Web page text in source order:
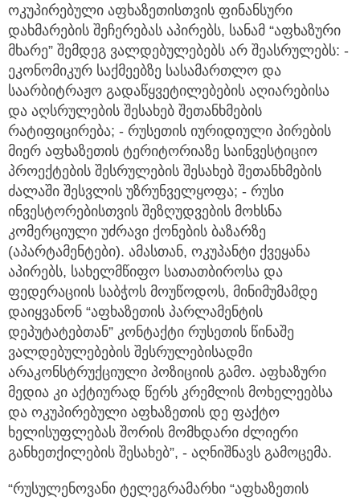
ოკუპირებული აფხაზეთისთვის ფინანსური
დახმარების შეჩერებას აპირებს, სანამ “აფხაზური
მხარე” შემდეგ ვალდებულებებს არ შეასრულებს: -
ეკონომიკურ საქმეებზე სასამართლო და
საარბიტრაჟო გადაწყვეტილებების აღიარებისა
და აღსრულების შესახებ შეთანხმების
რატიფიცირება; - რუსეთის იურიდიული პირების
მიერ აფხაზეთის ტერიტორიაზე საინვესტიციო
პროექტების შესრულების შესახებ შეთანხმების
ძალაში შესვლის უზრუნველყოფა; - რუსი
ინვესტორებისთვის შეზღუდვების მოხსნა
კომერციული უძრავი ქონების ბაზარზე
(აპარტამენტები). ამასთან, ოკუპანტი ქვეყანა
აპირებს, სახელმწიფო სათათბიროსა და
ფედერაციის საბჭოს მოუწოდოს, მინიმუმამდე
დაიყვანონ “აფხაზეთის პარლამენტის
დეპუტატებთან” კონტაქტი რუსეთის წინაშე
ვალდებულებების შესრულებისადმი
არაკონსტრუქციული პოზიციის გამო. აფხაზური
მედია კი აქტიურად წერს კრემლის მოხელეებსა
და ოკუპირებული აფხაზეთის დე ფაქტო
ხელისუფლებას შორის მომხდარი ძლიერი
განხეთქილების შესახებ”, - აღნიშნავს გამოცემა.
“რუსულენოვანი ტელეგრამარხი “აფხაზეთის